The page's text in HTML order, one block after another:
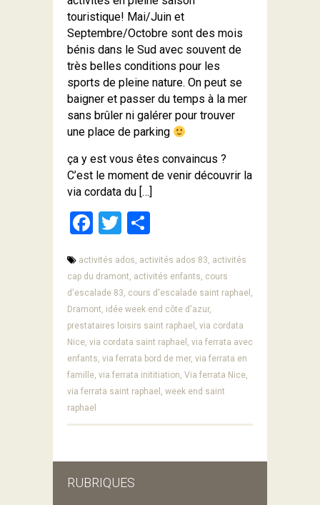
touristique! Mai/Juin et
Septembre/Octobre sont des mois
bénis dans le Sud avec souvent de
très belles conditions pour les
sports de pleine nature. On peut se
baigner et passer du temps à la mer
sans brûler ni galérer pour trouver
une place de parking
ça y est vous êtes convaincus ?
C’est le moment de venir découvrir la
via cordata du […]
Facebook
Twitter
activités ados, activités ados 83, activités
cap du dramont, activités enfants, cours
d'escalade 83, cours d'escalade saint raphael,
Dramont, idée week end côte d'azur,
prestataires loisirs saint raphael, via cordata
Nice, via cordata saint raphael, via ferrata avec
enfants, via ferrata bord de mer, via ferrata en
famille, via ferrata inititiation, Via ferrata Nice,
via ferrata saint raphael, week end saint
raphael
RUBRIQUES